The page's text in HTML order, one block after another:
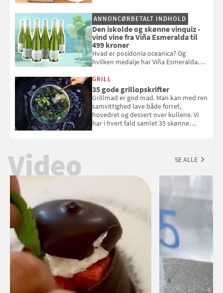
og se, hvordan du gør
ANNONCØRBETALT INDHOLD
Den iskolde og skønne vinquiz -
vind vine fra Viña Esmeralda til
499 kroner
Hvad er posidonia oceanica? Og
hvilken medalje har Viña Esmeralda
med i Samvirkes skønne vinquiz, hvor
du kan vinde 6 flasker vin fra Viña
Esmeralda. Konkurrencen slutter 1.
september 2026.
GRILL
35 gode grillopskrifter
Grillmad er god mad. Man kan med ren
samvittighed lave både forret,
hovedret og dessert over kullene. Vi
har i hvert fald samlet 35 skønne
Video SE ALLE